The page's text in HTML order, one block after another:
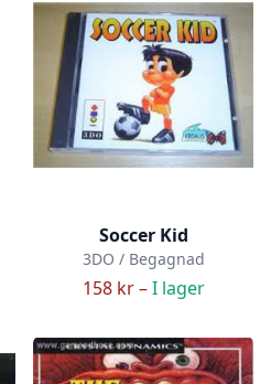
Soccer Kid
3DO / Begagnad
158 kr –I lager